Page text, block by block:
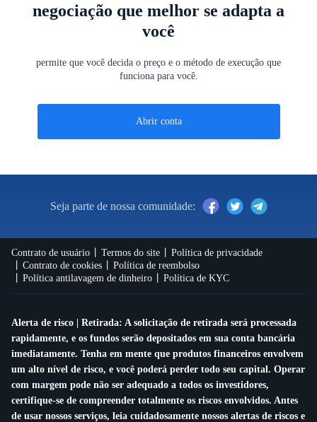
negociação que melhor se adapta a
você
permite que você decida o preço e o método de execução que
funciona para você.
Abrir conta
Seja parte de nossa comunidade:
Contrato de usuário Termos do site
Política de privacidade
Contrato de cookies
Política de reembolso
Política antilavagem de dinheiro
Política de KYC
Alerta de risco | Retirada: A solicitação de retirada será processada
rapidamente, e os fundos serão depositados em sua conta bancária
imediatamente. Tenha em mente que produtos financeiros envolvem
um alto nível de risco, e você poderá perder todo seu capital. Operar
com margem pode não ser adequado a todos os investidores,
certifique-se de compreender totalmente os riscos envolvidos. Antes
de usar nossos serviços, leia cuidadosamente nossos alertas de riscos e